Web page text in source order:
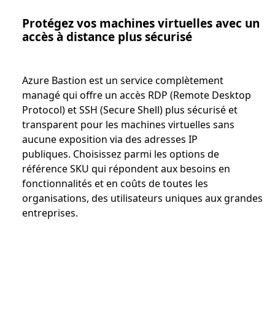
Protégez vos machines virtuelles avec un
accès à distance plus sécurisé
Azure Bastion est un service complètement
managé qui offre un accès RDP (Remote Desktop
Protocol) et SSH (Secure Shell) plus sécurisé et
transparent pour les machines virtuelles sans
aucune exposition via des adresses IP
publiques. Choisissez parmi les options de
référence SKU qui répondent aux besoins en
fonctionnalités et en coûts de toutes les
organisations, des utilisateurs uniques aux grandes
entreprises.